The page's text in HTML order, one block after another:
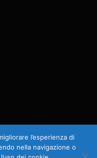
l’esperienza di
nella navigazione o